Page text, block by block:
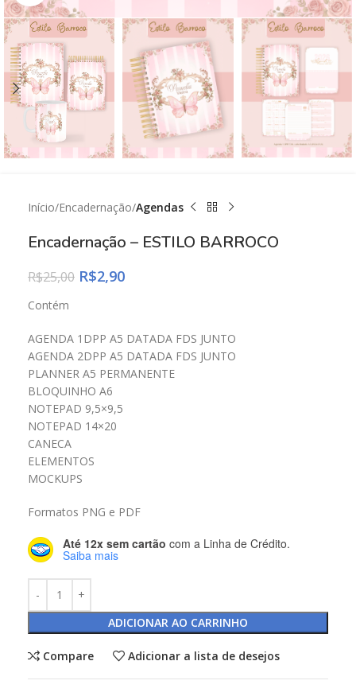
Início Encadernação Agendas
Encadernação – ESTILO BARROCO
R$25,00 R$2,90
Contém
AGENDA 1DPP A5 DATADA FDS JUNTO
AGENDA 2DPP A5 DATADA FDS JUNTO
PLANNER A5 PERMANENTE
BLOQUINHO A6
NOTEPAD 9,5×9,5
NOTEPAD 14×20
CANECA
ELEMENTOS
MOCKUPS
Formatos PNG e PDF
Até 12x sem cartão com a Linha de Crédito.
Saiba mais
ADICIONAR AO CARRINHO
Compare Adicionar a lista de desejos